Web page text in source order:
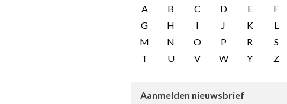
A B C D E
F
G
H I J K
L
M
N O P R
S
T
U V W Y Z
Aanmelden nieuwsbrief